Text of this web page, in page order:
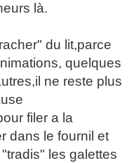
là.
du lit,parce
quelques
ne reste plus
filer a la
dans le fournil et
les galettes